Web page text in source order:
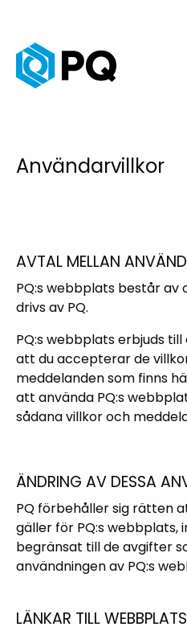
Användarvillkor
AVTAL MELLAN
PQ:s webbplats består av
drivs av PQ.
PQ:s webbplats erbjuds
att du accepterar de
meddelanden som finns
att använda PQ:s
sådana villkor och
ÄNDRING AV DESSA
PQ förbehåller sig rätten
gäller för PQ:s webbplats,
begränsat till de avgifter
användningen av PQ:s
LÄNKAR TILL